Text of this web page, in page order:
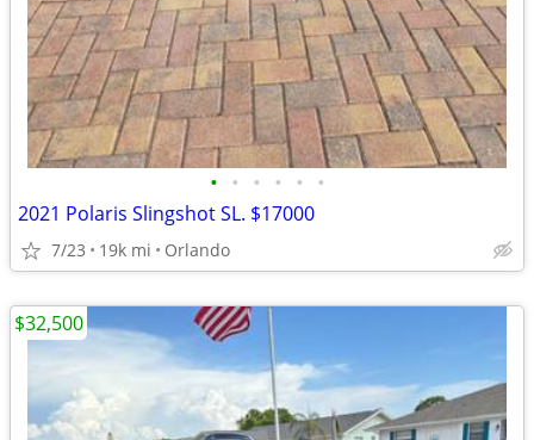
• • • • • •
2021 Polaris Slingshot SL. $17000
7/23 19k mi Orlando
$32,500